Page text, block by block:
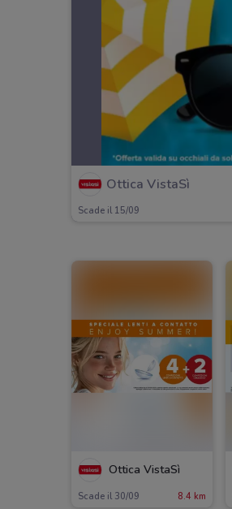
Ottica VistaSì
Scade il 15/09
Ottica VistaSì
Scade il 30/09 8.4 km